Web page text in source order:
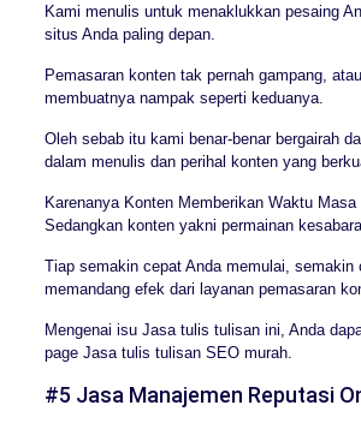
Kami menulis untuk menaklukkan pesaing
situs Anda paling depan.
Pemasaran konten tak pernah gampang,
membuatnya nampak seperti keduanya.
Oleh sebab itu kami benar-benar bergairah
dalam menulis dan perihal konten yang
Karenanya Konten Memberikan Waktu Masa
Sedangkan konten yakni permainan
Tiap semakin cepat Anda memulai, semakin
memandang efek dari layanan pemasaran
Mengenai isu Jasa tulis tulisan ini, Anda
page Jasa tulis tulisan SEO murah.
#5 Jasa Manajemen Reputasi